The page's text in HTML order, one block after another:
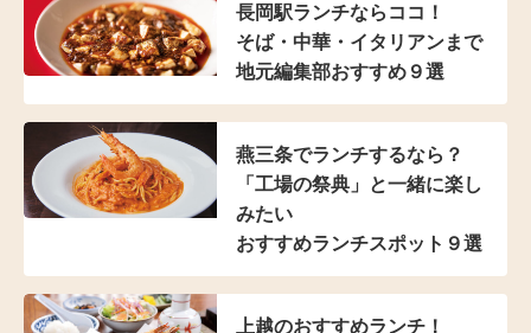
長岡駅ランチならココ！
そば・中華・イタリアンまで
地元編集部おすすめ９選
燕三条でランチするなら？
「工場の祭典」と一緒に楽し
みたい
おすすめランチスポット９選
上越のおすすめランチ！